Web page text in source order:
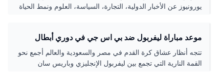
يورونيوز عن الأخبار الدولية، التجارة، السياسة، العلوم ونمط الحياة
موعد مباراة ليفربول ضد بي اس جي في دوري أبطال
أوروبا المشهد اليمني
تتجه أنظار عشاق كرة القدم في مصر والسعودية والعالم أجمع نحو
القمة النارية التي تجمع بين ليفربول الإنجليزي وباريس سان